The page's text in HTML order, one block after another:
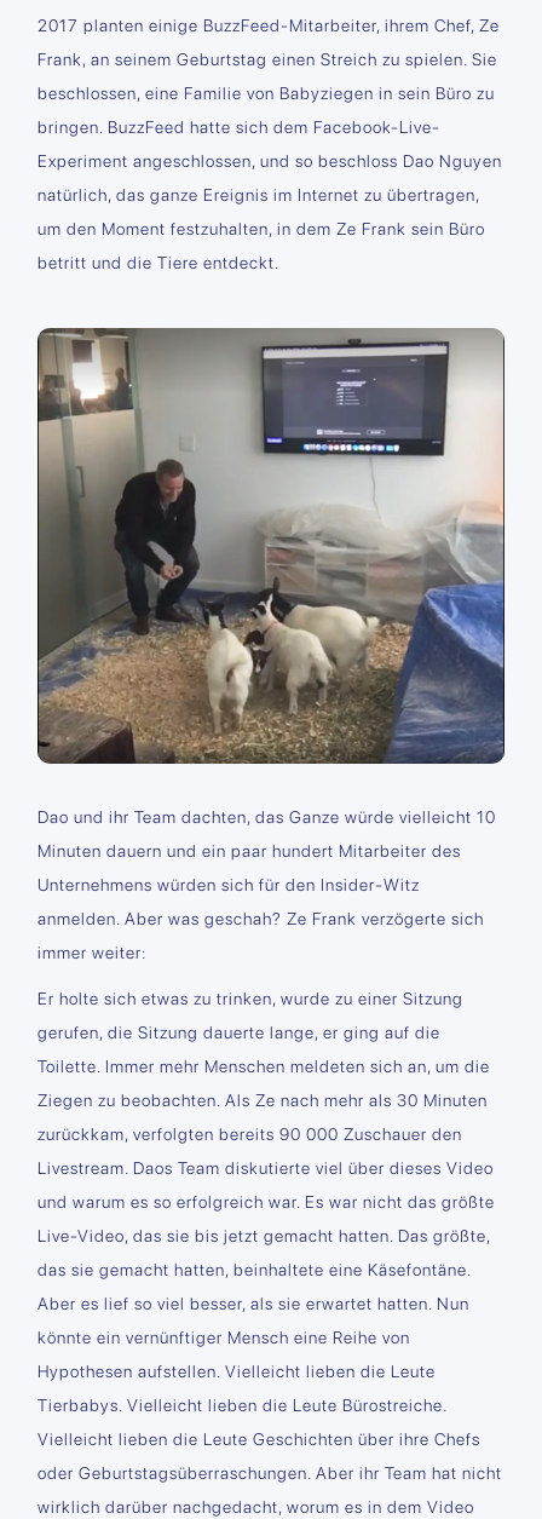
2017 planten einige BuzzFeed-Mitarbeiter, ihrem Chef, Ze
Frank, an seinem Geburtstag einen Streich zu spielen. Sie
beschlossen, eine Familie von Babyziegen in sein Büro zu
bringen. BuzzFeed hatte sich dem Facebook-Live-
Experiment angeschlossen, und so beschloss Dao Nguyen
natürlich, das ganze Ereignis im Internet zu übertragen,
um den Moment festzuhalten, in dem Ze Frank sein Büro
betritt und die Tiere entdeckt.
Dao und ihr Team dachten, das Ganze würde vielleicht 10
Minuten dauern und ein paar hundert Mitarbeiter des
Unternehmens würden sich für den Insider-Witz
anmelden. Aber was geschah? Ze Frank verzögerte sich
immer weiter:
Er holte sich etwas zu trinken, wurde zu einer Sitzung
gerufen, die Sitzung dauerte lange, er ging auf die
Toilette. Immer mehr Menschen meldeten sich an, um die
Ziegen zu beobachten. Als Ze nach mehr als 30 Minuten
zurückkam, verfolgten bereits 90 000 Zuschauer den
Livestream. Daos Team diskutierte viel über dieses Video
und warum es so erfolgreich war. Es war nicht das größte
Live-Video, das sie bis jetzt gemacht hatten. Das größte,
das sie gemacht hatten, beinhaltete eine Käsefontäne.
Aber es lief so viel besser, als sie erwartet hatten. Nun
könnte ein vernünftiger Mensch eine Reihe von
Hypothesen aufstellen. Vielleicht lieben die Leute
Tierbabys. Vielleicht lieben die Leute Bürostreiche.
Vielleicht lieben die Leute Geschichten über ihre Chefs
oder Geburtstagsüberraschungen. Aber ihr Team hat nicht
wirklich darüber nachgedacht, worum es in dem Video